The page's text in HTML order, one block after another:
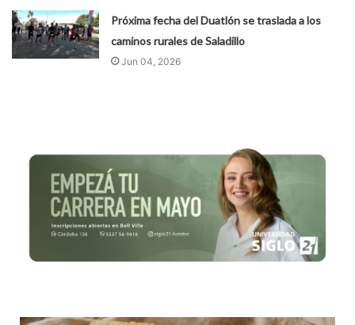
Próxima fecha del Duatlón se traslada a los
caminos rurales de Saladillo
Jun 04, 2026